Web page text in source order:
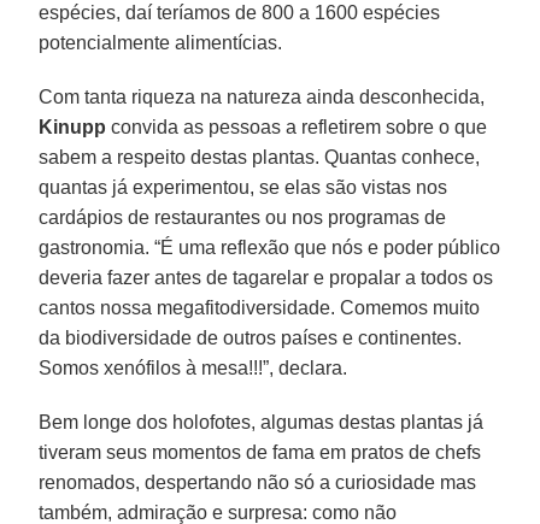
espécies, daí teríamos de 800 a 1600 espécies
potencialmente alimentícias.
Com tanta riqueza na natureza ainda desconhecida,
Kinupp convida as pessoas a refletirem sobre o que
sabem a respeito destas plantas. Quantas conhece,
quantas já experimentou, se elas são vistas nos
cardápios de restaurantes ou nos programas de
gastronomia. “É uma reflexão que nós e poder público
deveria fazer antes de tagarelar e propalar a todos os
cantos nossa megafitodiversidade. Comemos muito
da biodiversidade de outros países e continentes.
Somos xenófilos à mesa!!!”, declara.
Bem longe dos holofotes, algumas destas plantas já
tiveram seus momentos de fama em pratos de chefs
renomados, despertando não só a curiosidade mas
também, admiração e surpresa: como não